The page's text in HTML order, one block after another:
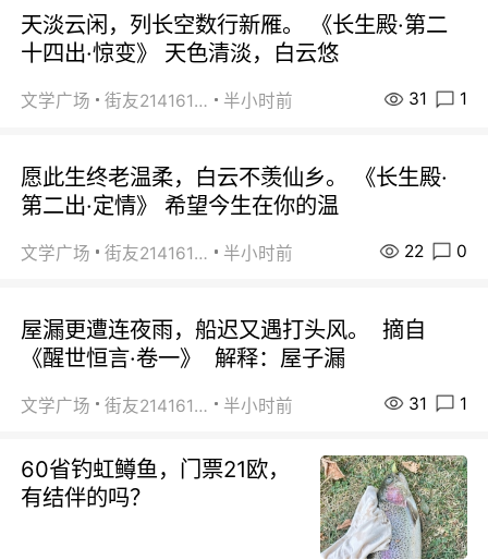
天淡云闲，列长空数行新雁。 《长生殿·第二
十四出·惊变》 天色清淡，白云悠
文学广场 街友21416156 半小时前 31 1
愿此生终老温柔，白云不羡仙乡。 《长生殿·
第二出·定情》 希望今生在你的温
文学广场 街友21416156 半小时前 22 0
屋漏更遭连夜雨，船迟又遇打头风。 摘自
《醒世恒言·卷一》 解释：屋子漏
文学广场 街友21416156 半小时前 31 1
60省钓虹鳟鱼，门票21欧，
有结伴的吗？